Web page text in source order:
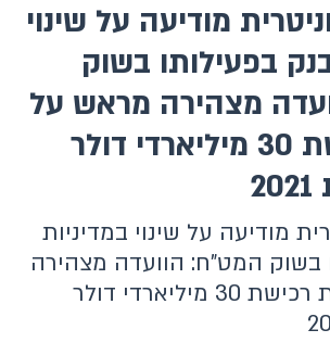
מודיעה על שינוי
בפעילותו בשוק
מצהירה מראש על
תכנית רכישת 30 מיליארדי דולר
מודיעה על שינוי במדיניות
בשוק המט"ח: הוועדה מצהירה
מראש על תכנית רכישת 30 מיליארדי דולר